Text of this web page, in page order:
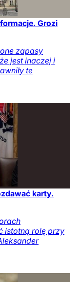
Grozi
zapasy
jest inaczej i
te
karty.
istotną rolę przy